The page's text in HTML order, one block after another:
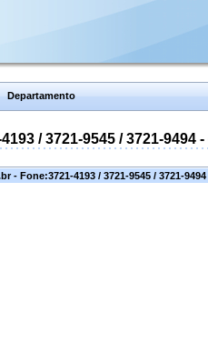
Departamento
/ 3721-9545 / 3721-9494
Fone:3721-4193 / 3721-9545 / 3721-